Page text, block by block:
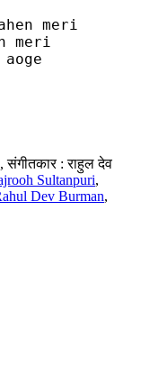
meri
meri
संगीतकार : राहुल देव
Sultanpuri,
Dev Burman,